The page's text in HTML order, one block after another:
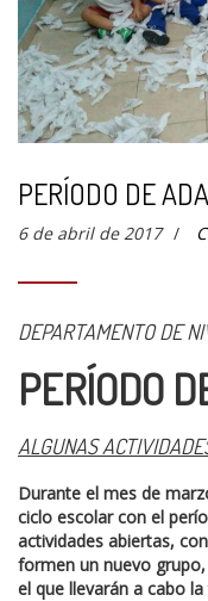
PERÍODO DE
6 de abril de 2017 /
DEPARTAMENTO DE
PERÍODO
ALGUNAS
Durante el mes de
ciclo escolar con el
actividades abiertas,
formen un nuevo
el que llevarán a cabo